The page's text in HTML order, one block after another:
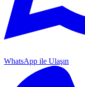
WhatsApp ile Ulaşın